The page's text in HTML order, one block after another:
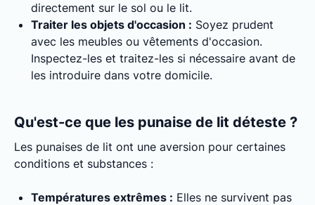
directement sur le sol ou le lit.
Traiter les objets d'occasion : Soyez prudent
avec les meubles ou vêtements d'occasion.
Inspectez-les et traitez-les si nécessaire avant de
les introduire dans votre domicile.
Qu'est-ce que les punaise de lit déteste ?
Les punaises de lit ont une aversion pour certaines
conditions et substances :
Températures extrêmes : Elles ne survivent pas